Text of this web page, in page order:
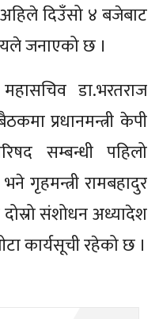
दिउँसो ४ बजेबाट
जनाएको छ ।
डा.भरतराज
प्रधानमन्त्री केपी
सम्बन्धी पहिलो
गृहमन्त्री रामबहादुर
संशोधन अध्यादेश
कार्यसूची रहेको छ ।